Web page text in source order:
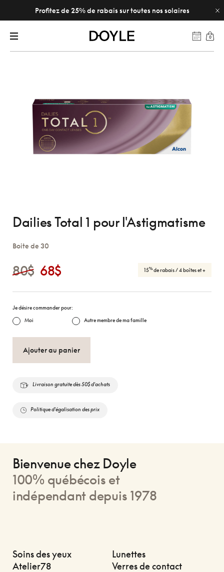
Profitez de 25% de rabais sur toutes nos solaires
0
Dailies Total 1 pour l'Astigmatisme
Boite de 30
80$ 68$ 15% de rabais/ 4 boîtes et +
Je désire commander pour:
Moi Autre membre de ma famille
Ajouter au panier
Livraison gratuite dès 50$ d'achats
Politique d'égalisation des prix
Bienvenue chez Doyle
100% québécois et
indépendant depuis 1978
Soins des yeux
Lunettes
Atelier78
Verres de contact